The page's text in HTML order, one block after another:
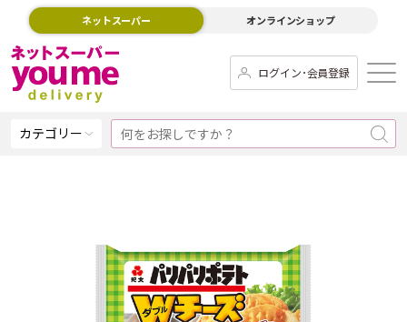
ネットスーパー オンラインショップ
ログイン･会員登録
カテゴリー